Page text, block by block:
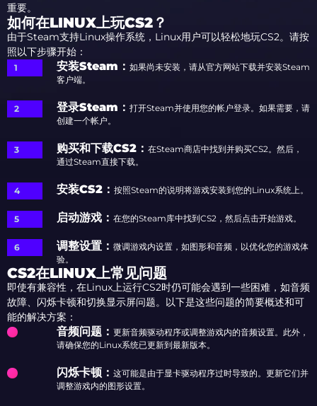
重要。
如何在LINUX上玩CS2？
由于Steam支持Linux操作系统，Linux用户可以轻松地玩CS2。请按
照以下步骤开始：
安装Steam： 如果尚未安装，请从官方网站下载并安装Steam
客户端。
登录Steam： 打开Steam并使用您的帐户登录。如果需要，请
创建一个帐户。
购买和下载CS2： 在Steam商店中找到并购买CS2。然后，
通过Steam直接下载。
安装CS2： 按照Steam的说明将游戏安装到您的Linux系统上。
启动游戏： 在您的Steam库中找到CS2，然后点击开始游戏。
调整设置： 微调游戏内设置，如图形和音频，以优化您的游戏体
验。
CS2在LINUX上常见问题
即使有兼容性，在Linux上运行CS2时仍可能会遇到一些困难，如音频
故障、闪烁卡顿和切换显示屏问题。以下是这些问题的简要概述和可
能的解决方案：
音频问题： 更新音频驱动程序或调整游戏内的音频设置。此外，
请确保您的Linux系统已更新到最新版本。
闪烁卡顿： 这可能是由于显卡驱动程序过时导致的。更新它们并
调整游戏内的图形设置。